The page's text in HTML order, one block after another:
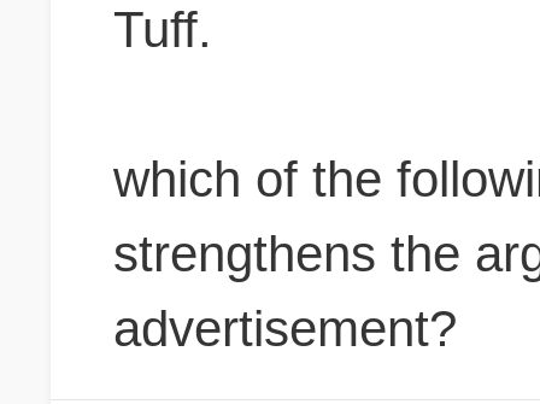
Tuff.
which of the
strengthens the
advertisement?